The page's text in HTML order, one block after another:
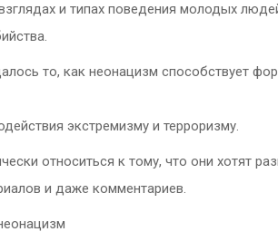
и типах поведения молодых
то, как неонацизм способствует
экстремизму и терроризму.
относиться к тому, что они хотят
и даже комментариев.